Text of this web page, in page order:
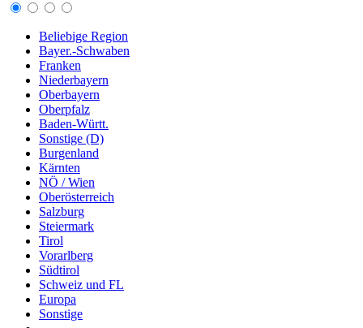
Beliebige Region
Bayer.-Schwaben
Franken
Niederbayern
Oberbayern
Oberpfalz
Baden-Württ.
Sonstige (D)
Burgenland
Kärnten
NÖ / Wien
Oberösterreich
Salzburg
Steiermark
Tirol
Vorarlberg
Südtirol
Schweiz und FL
Europa
Sonstige